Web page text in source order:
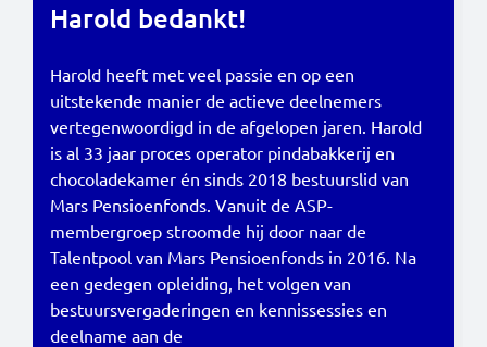
Harold bedankt!
Harold heeft met veel passie en op een
uitstekende manier de actieve deelnemers
vertegenwoordigd in de afgelopen jaren. Harold
is al 33 jaar proces operator pindabakkerij en
chocoladekamer én sinds 2018 bestuurslid van
Mars Pensioenfonds. Vanuit de ASP-
membergroep stroomde hij door naar de
Talentpool van Mars Pensioenfonds in 2016. Na
een gedegen opleiding, het volgen van
bestuursvergaderingen en kennissessies en
deelname aan de